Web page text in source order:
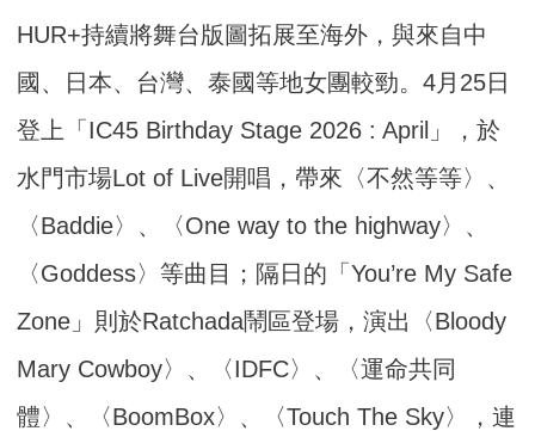
HUR+持續將舞台版圖拓展至海外，與來自中
國、日本、台灣、泰國等地女團較勁。4月25日
登上「IC45 Birthday Stage 2026 : April」，於
水門市場Lot of Live開唱，帶來〈不然等等〉、
〈Baddie〉、〈One way to the highway〉、
〈Goddess〉等曲目；隔日的「You’re My Safe
Zone」則於Ratchada鬧區登場，演出〈Bloody
Mary Cowboy〉、〈IDFC〉、〈運命共同
體〉、〈BoomBox〉、〈Touch The Sky〉，連